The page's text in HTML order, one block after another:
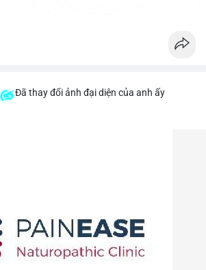
Đã thay đổi ảnh đại diện của anh ấy